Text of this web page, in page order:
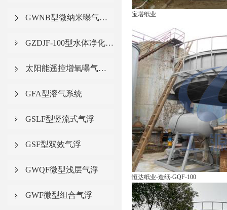
GWNB型微纳米曝气系统
GZDJF-100型水体净化增氧一体化气浮船
太阳能遥控增氧曝气系统
GFA型溶气系统
GSLF型竖流式气浮
GSF型双效气浮
GWQF微型浅层气浮
GWF微型组合气浮
宝塔纸业
恒达纸业-造纸-GQF-100